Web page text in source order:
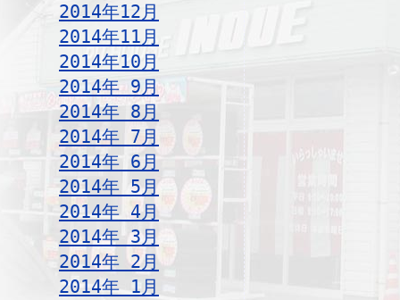
2014年12月
2014年11月
2014年10月
2014年 9月
2014年 8月
2014年 7月
2014年 6月
2014年 5月
2014年 4月
2014年 3月
2014年 2月
2014年 1月